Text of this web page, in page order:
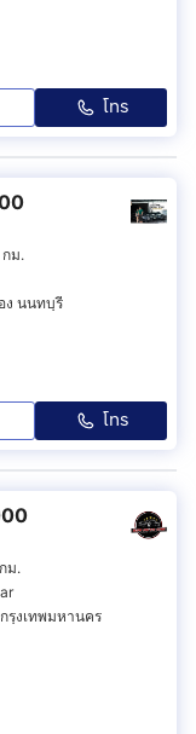
โทร
ม.
ง นนทบุรี
โทร
ม.
รุงเทพมหานคร